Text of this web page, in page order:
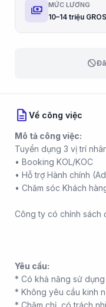
payments MỨC LƯƠNG
10–14 triệu
block
description Về công việc
Mô tả công việc:
Tuyển dụng 3 vị trí
• Booking KOL/KOC
• Hỗ trợ Hành chính
• Chăm sóc Khách
Công ty có chính sách
Yêu cầu:
* Có khả năng sử
* Không yêu cầu kinh
* Chăm chỉ, có trách